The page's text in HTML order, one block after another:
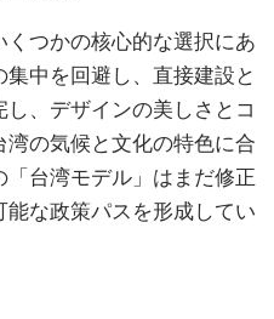
つかの核心的な選択にあ
中を回避し、直接建設と
、デザインの美しさとコ
湾の気候と文化の特色に合
台湾モデル」はまだ修正
な政策パスを形成してい